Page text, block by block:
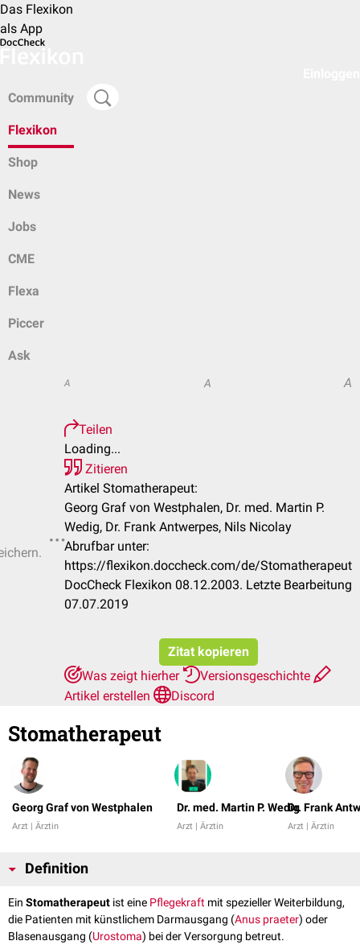
Das Flexikon
als App
Community
Flexikon
Shop
News
Jobs
CME
Flexa
Piccer
Ask
A A A
Teilen
Loading...
Zitieren
Artikel Stomatherapeut:
Georg Graf von Westphalen, Dr. med. Martin P.
Wedig, Dr. Frank Antwerpes, Nils Nicolay
Abrufbar unter:
https://flexikon.doccheck.com/de/Stomatherapeut
DocCheck Flexikon 08.12.2003. Letzte Bearbeitung
07.07.2019
Zitat kopieren
Was zeigt hierher
Versionsgeschichte
Artikel erstellen
Discord
Stomatherapeut
Georg Graf von Westphalen
Arzt | Ärztin
Dr. med. Martin P. Wedig
Arzt | Ärztin
Dr. Frank
Arzt | Ärztin
Definition
Ein Stomatherapeut ist eine Pflegekraft mit spezieller Weiterbildung,
die Patienten mit künstlichem Darmausgang (Anus praeter) oder
Blasenausgang (Urostoma) bei der Versorgung betreut.